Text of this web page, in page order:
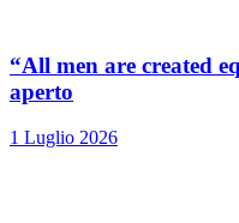
“All men are created
aperto
1 Luglio 2026